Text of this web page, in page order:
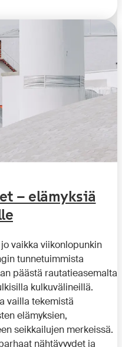
– elämyksiä
vaikka viikonlopunkin
tunnetuimmista
päästä rautatieasemalta
kulkuvälineillä.
vailla tekemistä
elämyksien,
seikkailujen merkeissä.
nähtävyydet ja